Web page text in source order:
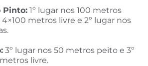
Pinto: 1º lugar nos 100 metros
4×100 metros livre e 2º lugar nos
3º lugar nos 50 metros peito e 3º
livre.